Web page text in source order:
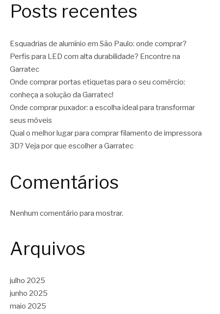
Posts recentes
Esquadrias de alumínio em São Paulo: onde comprar?
Perfis para LED com alta durabilidade? Encontre na
Garratec
Onde comprar portas etiquetas para o seu comércio:
conheça a solução da Garratec!
Onde comprar puxador: a escolha ideal para transformar
seus móveis
Qual o melhor lugar para comprar filamento de impressora
3D? Veja por que escolher a Garratec
Comentários
Nenhum comentário para mostrar.
Arquivos
julho 2025
junho 2025
maio 2025